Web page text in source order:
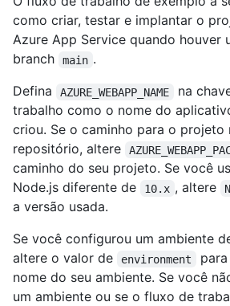
como criar, testar e implantar o
Azure App Service quando houver
branch
main .
Defina
AZURE_WEBAPP_NAME na
trabalho como o nome do
criou. Se o caminho para o
repositório, altere
caminho do seu projeto. Se você
Node.js diferente de
10.x , altere
a versão usada.
Se você configurou um ambiente
altere o valor de
environment
nome do seu ambiente. Se você
um ambiente ou se o fluxo de